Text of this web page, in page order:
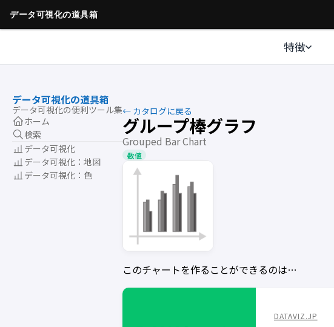
特徴
データ可視化の道具箱
データ可視化の便利ツール集
ホーム
検索
データ可視化
データ可視化：地図
データ可視化：色
← カタログに戻る
グループ棒グラフ
Grouped Bar Chart
数値
このチャートを作ることができるのは…
DATAVIZ.JP